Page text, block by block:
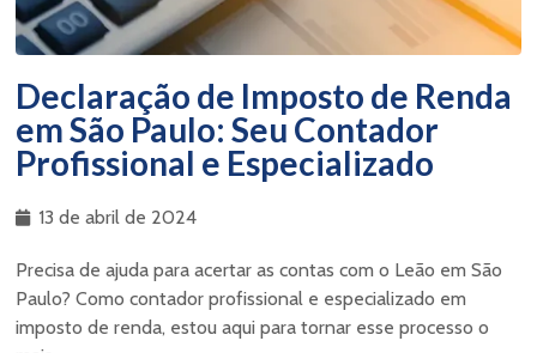
Declaração de Imposto de Renda
em São Paulo: Seu Contador
Profissional e Especializado
13 de abril de 2024
Precisa de ajuda para acertar as contas com o Leão em São
Paulo? Como contador profissional e especializado em
imposto de renda, estou aqui para tornar esse processo o